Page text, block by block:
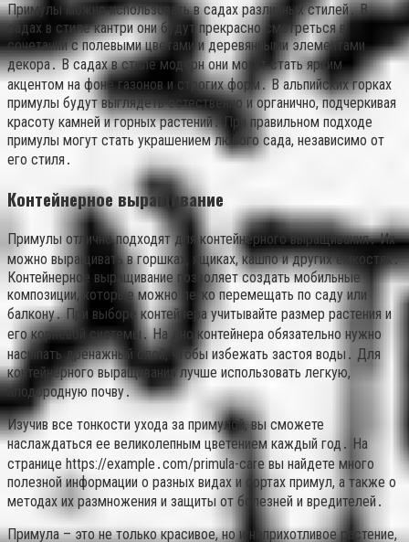
Примулы можно использовать в садах различных стилей․ В
садах в стиле кантри они будут прекрасно смотреться в
сочетании с полевыми цветами и деревянными элементами
декора․ В садах в стиле модерн они могут стать ярким
акцентом на фоне газонов и строгих форм․ В альпийских горках
примулы будут выглядеть естественно и органично, подчеркивая
красоту камней и горных растений․ При правильном подходе
примулы могут стать украшением любого сада, независимо от
его стиля․
Контейнерное выращивание
Примулы отлично подходят для контейнерного выращивания․ Их
можно выращивать в горшках, ящиках, кашпо и других емкостях․
Контейнерное выращивание позволяет создать мобильные
композиции, которые можно легко перемещать по саду или
балкону․ При выборе контейнера учитывайте размер растения и
его корневой системы․ На дно контейнера обязательно нужно
насыпать дренажный слой, чтобы избежать застоя воды․ Для
контейнерного выращивания лучше использовать легкую,
плодородную почву․
Изучив все тонкости ухода за примулой, вы сможете
наслаждаться ее великолепным цветением каждый год․ На
странице https://example․com/primula-care вы найдете много
полезной информации о разных видах и сортах примул, а также о
методах их размножения и защиты от болезней и вредителей․
Примула – это не только красивое, но и неприхотливое растение,